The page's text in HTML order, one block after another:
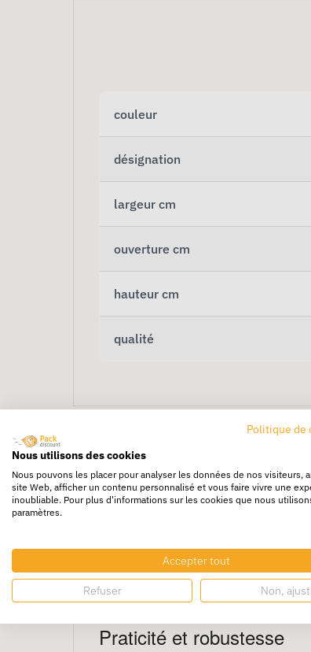
couleur
désignation
largeur cm
ouverture cm
hauteur cm
qualité
250 Sacs kraft à
Les250 sacs kraft à poignée plate
multiples. Idéal pour la vente à
Praticité et robustesse
Politique de
Nous utilisons des cookies
Nous pouvons les placer pour analyser les données de nos visiteurs,
site Web, afficher un contenu personnalisé et vous faire vivre une
inoubliable. Pour plus d'informations sur les cookies que nous
paramètres.
Accepter tout
Refuser Non,